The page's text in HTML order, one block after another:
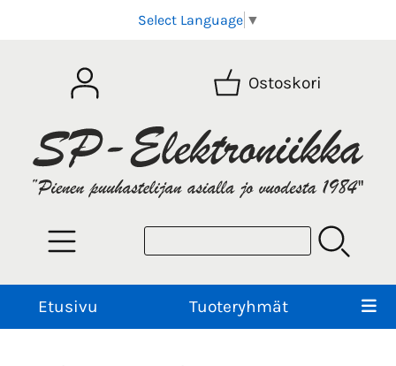
Select Language ▼
Ostoskori
Etusivu Tuoteryhmät